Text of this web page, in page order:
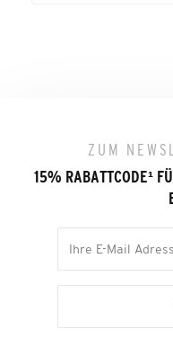
ZUM
15% RABATTCODE¹